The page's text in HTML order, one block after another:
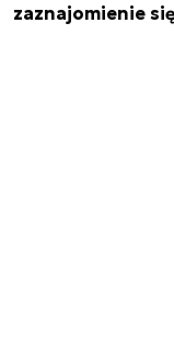
zaznajomienie